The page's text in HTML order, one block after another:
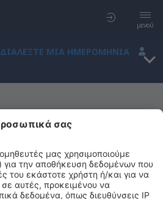
μενού
ΔΙΑΛΈΞΤΕ ΜΙΑ ΗΜΕΡΟΜΗΝΊΑ
δεν υπάρχουν
την αναζήτησή σας